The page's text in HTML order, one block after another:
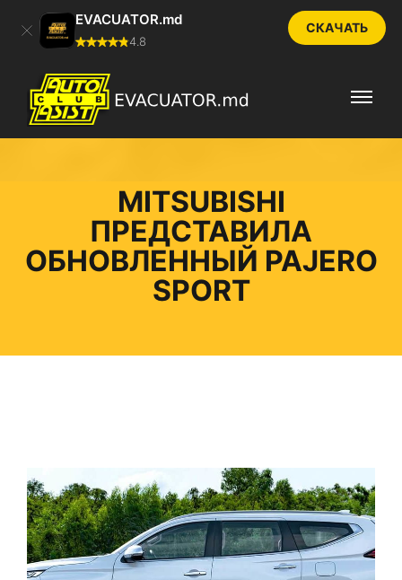
EVACUATOR.md
4.8
СКАЧАТЬ
MITSUBISHI
ПРЕДСТАВИЛА
ОБНОВЛЕННЫЙ PAJERO
SPORT